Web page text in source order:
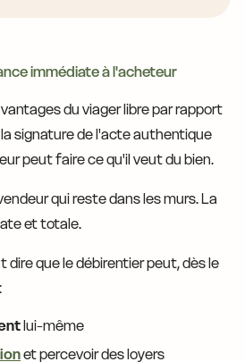
immédiate à l'acheteur
du viager libre par rapport
signature de l'acte authentique
peut faire ce qu'il veut du bien.
qui reste dans les murs. La
et totale.
que le débirentier peut, dès le
lui-même
et percevoir des loyers